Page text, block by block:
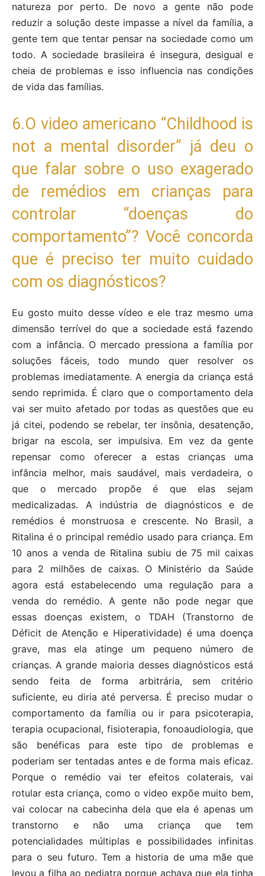
natureza por perto. De novo a gente não pode
reduzir a solução deste impasse a nível da família, a
gente tem que tentar pensar na sociedade como um
todo. A sociedade brasileira é insegura, desigual e
cheia de problemas e isso influencia nas condições
de vida das famílias.
6.O video americano “Childhood is
not a mental disorder” já deu o
que falar sobre o uso exagerado
de remédios em crianças para
controlar “doenças do
comportamento”? Você concorda
que é preciso ter muito cuidado
com os diagnósticos?
Eu gosto muito desse vídeo e ele traz mesmo uma
dimensão terrível do que a sociedade está fazendo
com a infância. O mercado pressiona a família por
soluções fáceis, todo mundo quer resolver os
problemas imediatamente. A energia da criança está
sendo reprimida. É claro que o comportamento dela
vai ser muito afetado por todas as questões que eu
já citei, podendo se rebelar, ter insônia, desatenção,
brigar na escola, ser impulsiva. Em vez da gente
repensar como oferecer a estas crianças uma
infância melhor, mais saudável, mais verdadeira, o
que o mercado propõe é que elas sejam
medicalizadas. A indústria de diagnósticos e de
remédios é monstruosa e crescente. No Brasil, a
Ritalina é o principal remédio usado para criança. Em
10 anos a venda de Ritalina subiu de 75 mil caixas
para 2 milhões de caixas. O Ministério da Saúde
agora está estabelecendo uma regulação para a
venda do remédio. A gente não pode negar que
essas doenças existem, o TDAH (Transtorno de
Déficit de Atenção e Hiperatividade) é uma doença
grave, mas ela atinge um pequeno número de
crianças. A grande maioria desses diagnósticos está
sendo feita de forma arbitrária, sem critério
suficiente, eu diria até perversa. É preciso mudar o
comportamento da família ou ir para psicoterapia,
terapia ocupacional, fisioterapia, fonoaudiologia, que
são benéficas para este tipo de problemas e
poderiam ser tentadas antes e de forma mais eficaz.
Porque o remédio vai ter efeitos colaterais, vai
rotular esta criança, como o video expõe muito bem,
vai colocar na cabecinha dela que ela é apenas um
transtorno e não uma criança que tem
potencialidades múltiplas e possibilidades infinitas
para o seu futuro. Tem a historia de uma mãe que
levou a filha ao pediatra porque achava que ela tinha